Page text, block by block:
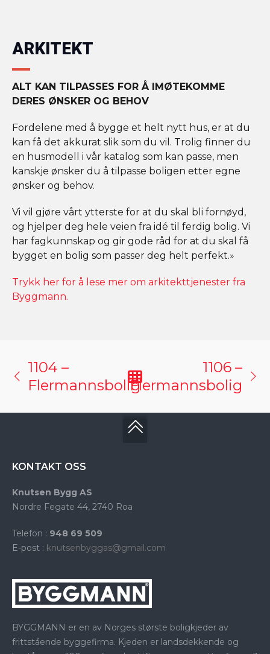
ARKITEKT
ALT KAN TILPASSES FOR Å IMØTEKOMME
DERES ØNSKER OG BEHOV
Fordelene med å bygge et helt nytt hus, er at du
kan få det akkurat slik som du vil. Trolig finner du
en husmodell i vår katalog som kan passe, men
kanskje ønsker du å tilpasse boligen etter egne
ønsker og behov.
Vi vil gjøre vårt ytterste for at du skal bli fornøyd,
og hjelper deg hele veien fra idé til ferdig bolig. Vi
har fagkunnskap og gir gode råd for at du skal få
bygget en bolig som passer deg helt perfekt.»
Trykk her for å lese mer om arkitekttjenester fra
Byggmann.
1104 –
Flermannsbolig
1106 –
Flermannsbolig
KONTAKT OSS
Knutsen Bygg AS
Nordre Fegate 44, 2740 Roa
Telefon : 948 69 509
E-post : knutsenbyggas@gmail.com
BYGGMANN er en av Norges største boligkjeder av
frittstående byggefirma. Kjeden er landsdekkende og